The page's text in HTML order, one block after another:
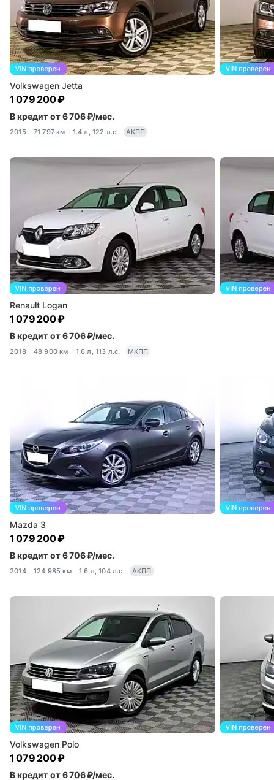
Volkswagen Jetta
1 079 200 ₽
В кредит от 6 706 ₽/мес.
2015 71 797 км 1.4 л, 122 л.с. АКПП
Renault Logan
1 079 200 ₽
В кредит от 6 706 ₽/мес.
2018 48 900 км 1.6 л, 113 л.с. МКПП
Mazda 3
1 079 200 ₽
В кредит от 6 706 ₽/мес.
2014 124 985 км 1.6 л, 104 л.с. АКПП
Volkswagen Polo
1 079 200 ₽
В кредит от 6 706 ₽/мес.